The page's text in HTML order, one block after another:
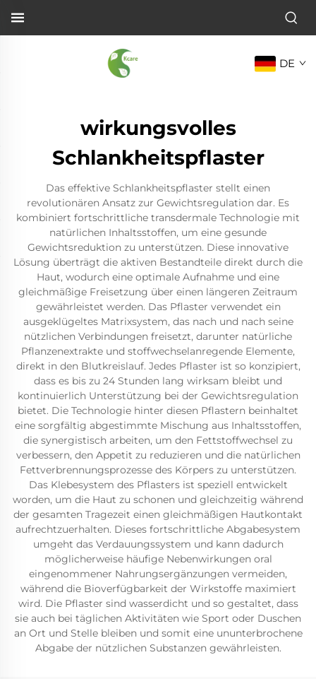
DE
wirkungsvolles
Schlankheitspflaster
Das effektive Schlankheitspflaster stellt einen
revolutionären Ansatz zur Gewichtsregulation dar. Es
kombiniert fortschrittliche transdermale Technologie mit
natürlichen Inhaltsstoffen, um eine gesunde
Gewichtsreduktion zu unterstützen. Diese innovative
Lösung überträgt die aktiven Bestandteile direkt durch die
Haut, wodurch eine optimale Aufnahme und eine
gleichmäßige Freisetzung über einen längeren Zeitraum
gewährleistet werden. Das Pflaster verwendet ein
ausgeklügeltes Matrixsystem, das nach und nach seine
nützlichen Verbindungen freisetzt, darunter natürliche
Pflanzenextrakte und stoffwechselanregende Elemente,
direkt in den Blutkreislauf. Jedes Pflaster ist so konzipiert,
dass es bis zu 24 Stunden lang wirksam bleibt und
kontinuierlich Unterstützung bei der Gewichtsregulation
bietet. Die Technologie hinter diesen Pflastern beinhaltet
eine sorgfältig abgestimmte Mischung aus Inhaltsstoffen,
die synergistisch arbeiten, um den Fettstoffwechsel zu
verbessern, den Appetit zu reduzieren und die natürlichen
Fettverbrennungsprozesse des Körpers zu unterstützen.
Das Klebesystem des Pflasters ist speziell entwickelt
worden, um die Haut zu schonen und gleichzeitig während
der gesamten Tragezeit einen gleichmäßigen Hautkontakt
aufrechtzuerhalten. Dieses fortschrittliche Abgabesystem
umgeht das Verdauungssystem und kann dadurch
möglicherweise häufige Nebenwirkungen oral
eingenommener Nahrungsergänzungen vermeiden,
während die Bioverfügbarkeit der Wirkstoffe maximiert
wird. Die Pflaster sind wasserdicht und so gestaltet, dass
sie auch bei täglichen Aktivitäten wie Sport oder Duschen
an Ort und Stelle bleiben und somit eine ununterbrochene
Abgabe der nützlichen Substanzen gewährleisten.